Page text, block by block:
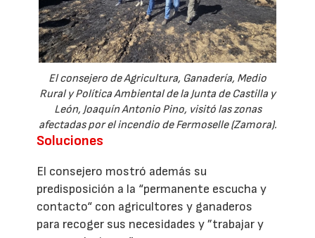
El consejero de Agricultura, Ganadería, Medio
Rural y Política Ambiental de la Junta de Castilla y
León, Joaquín Antonio Pino, visitó las zonas
afectadas por el incendio de Fermoselle (Zamora).
Soluciones
El consejero mostró además su
predisposición a la “permanente escucha y
contacto“ con agricultores y ganaderos
para recoger sus necesidades y ”trabajar y